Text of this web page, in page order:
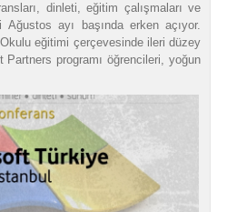
dinleti, eğitim çalışmaları ve
ayı başında erken açıyor.
eğitimi çerçevesinde ileri düzey
programı öğrencileri, yoğun